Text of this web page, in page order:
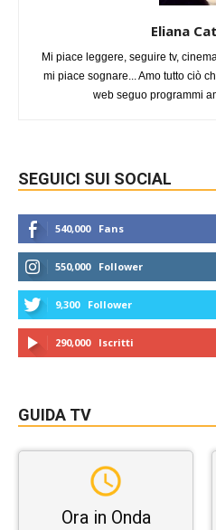
Eliana
Mi piace leggere, seguire tv,
mi piace sognare... Amo tutto ciò
web seguo programmi
SEGUICI SUI SOCIAL
540,000 Fans
550,000 Follower
9,300 Follower
290,000 Iscritti
GUIDA TV
Ora in Onda